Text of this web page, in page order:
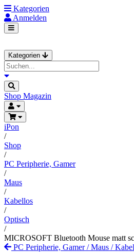
Kategorien
Anmelden
Kategorien
Shop Magazin
iPon
/
Shop
/
PC Peripherie, Gamer
/
Maus
/
Kabellos
/
Optisch
/
MICROSOFT Bluetooth Mouse matt
PC Peripherie, Gamer/Maus /